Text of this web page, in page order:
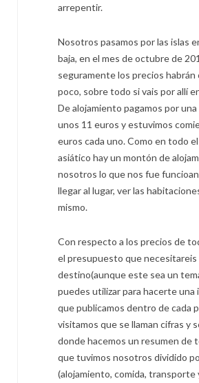
arrepentir.
Nosotros pasamos por las islas
baja, en el mes de octubre de
seguramente los precios habrán
poco, sobre todo si vais por allí
De alojamiento pagamos por
unos 11 euros y estuvimos
euros cada uno. Como en todo
asiático hay un montón de
nosotros lo que nos fue
llegar al lugar, ver las
mismo.
Con respecto a los precios de
el presupuesto que necesitareis
destino(aunque este sea un
puedes utilizar para hacerte una
que publicamos dentro de cada
visitamos que se llaman cifras y
donde hacemos un resumen de
que tuvimos nosotros dividido
(alojamiento, comida, transporte